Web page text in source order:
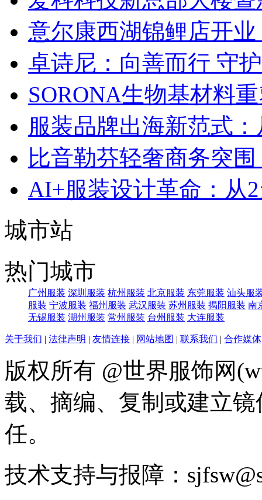
意尔康西湖锦鲤店开
卓诗尼：向善而行 守
SORONA生物基材料
服装品牌出海新范式
比音勒芬轻奢商务突
AI+服装设计革命：从
城市站
热门城市
广州服装 深圳服装 杭州服装 北京服装 东莞服装 汕头服
服装 宁波服装 福州服装 武汉服装 苏州服装 揭阳服装 南
无锡服装 湖州服装 常州服装 台州服装 大连服装
关于我们 | 法律声明 | 友情连接 | 网站地图 | 联系我们 | 合作媒体
版权所有 @世界服饰网
载、摘编、复制或建立
任。
技术支持与报障：